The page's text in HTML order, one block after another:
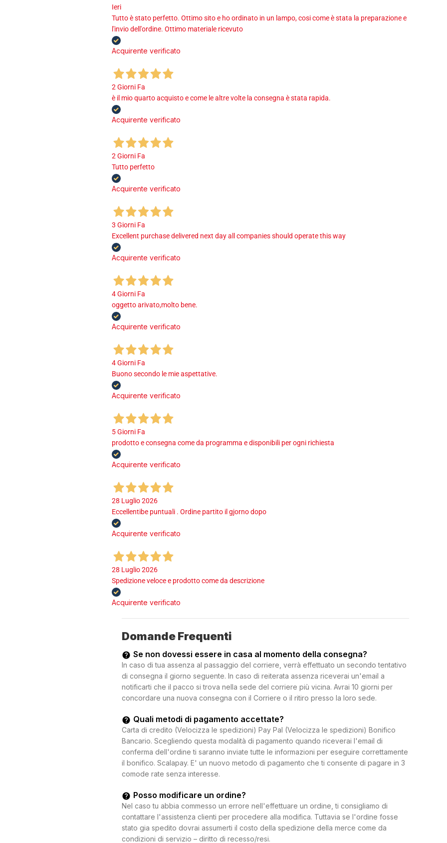
Ieri
Tutto è stato perfetto. Ottimo sito e ho ordinato in un lampo, cosi come è stata la preparazione e
l'invio dell'ordine. Ottimo materiale ricevuto
Acquirente verificato
2 Giorni Fa
è il mio quarto acquisto e come le altre volte la consegna è stata rapida.
Acquirente verificato
2 Giorni Fa
Tutto perfetto
Acquirente verificato
3 Giorni Fa
Excellent purchase delivered next day all companies should operate this way
Acquirente verificato
4 Giorni Fa
oggetto arivato,molto bene.
Acquirente verificato
4 Giorni Fa
Buono secondo le mie aspettative.
Acquirente verificato
5 Giorni Fa
prodotto e consegna come da programma e disponibili per ogni richiesta
Acquirente verificato
28 Luglio 2026
Eccellentibe puntuali . Ordine partito il gjorno dopo
Acquirente verificato
28 Luglio 2026
Spedizione veloce e prodotto come da descrizione
Acquirente verificato
Domande Frequenti
Se non dovessi essere in casa al momento della consegna?
In caso di tua assenza al passaggio del corriere, verrà effettuato un secondo tentativo
di consegna il giorno seguente. In caso di reiterata assenza riceverai un'email a
notificarti che il pacco si trova nella sede del corriere più vicina. Avrai 10 giorni per
concordare una nuova consegna con il Corriere o il ritiro presso la loro sede.
Quali metodi di pagamento accettate?
Carta di credito (Velocizza le spedizioni) Pay Pal (Velocizza le spedizioni) Bonifico
Bancario. Scegliendo questa modalità di pagamento quando riceverai l'email di
conferma dell'ordine ti saranno inviate tutte le informazioni per eseguire correttamente
il bonifico. Scalapay. E' un nuovo metodo di pagamento che ti consente di pagare in 3
comode rate senza interesse.
Posso modificare un ordine?
Nel caso tu abbia commesso un errore nell'effettuare un ordine, ti consigliamo di
contattare l'assistenza clienti per procedere alla modifica. Tuttavia se l'ordine fosse
stato gia spedito dovrai assumerti il costo della spedizione della merce come da
condizioni di servizio – diritto di recesso/resi.